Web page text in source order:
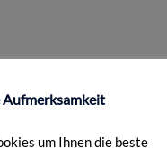
um Ihnen die beste